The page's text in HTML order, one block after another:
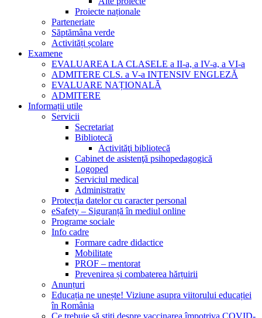
Proiecte naționale
Parteneriate
Săptămâna verde
Activități școlare
Examene
EVALUAREA LA CLASELE a II-a, a IV-a, a VI-a
ADMITERE CLS. a V-a INTENSIV ENGLEZĂ
EVALUARE NAȚIONALĂ
ADMITERE
Informații utile
Servicii
Secretariat
Bibliotecă
Activităţi bibliotecă
Cabinet de asistenţă psihopedagogică
Logoped
Serviciul medical
Administrativ
Protecția datelor cu caracter personal
eSafety – Siguranță în mediul online
Programe sociale
Info cadre
Formare cadre didactice
Mobilitate
PROF – mentorat
Prevenirea și combaterea hărțuirii
Anunțuri
Educația ne unește! Viziune asupra viitorului educației
în România
Ce trebuie să știți despre vaccinarea împotriva COVID-